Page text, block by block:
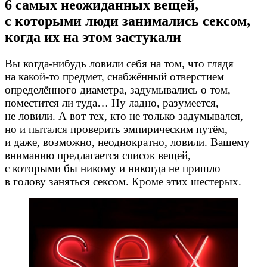
6 самых неожиданных вещей,
с которыми люди занимались сексом,
когда их на этом застукали
Вы когда-нибудь ловили себя на том, что глядя
на какой-то предмет, снабжённый отверстием
определённого диаметра, задумывались о том,
поместится ли туда… Ну ладно, разумеется,
не ловили. А вот тех, кто не только задумывался,
но и пытался проверить эмпирическим путём,
и даже, возможно, неоднократно, ловили. Вашему
вниманию предлагается список вещей,
с которыми бы никому и никогда не пришло
в голову заняться сексом. Кроме этих шестерых.